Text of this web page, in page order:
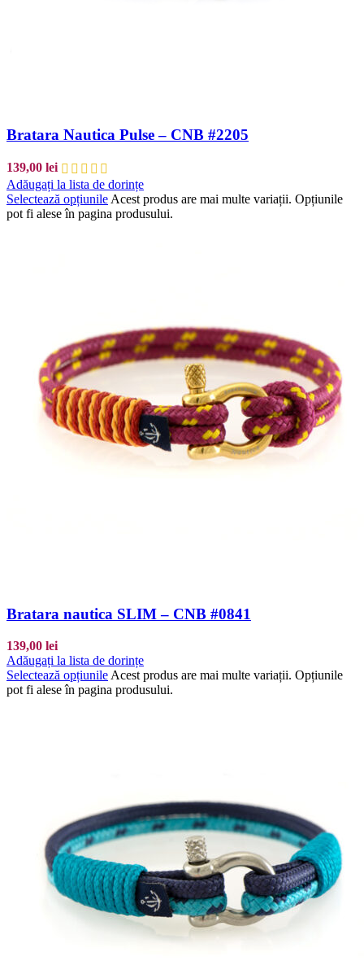
Bratara Nautica Pulse – CNB #2205
139,00 lei
Adăugați la lista de dorințe
Selectează opțiunile Acest produs are mai multe variații. Opțiunile
pot fi alese în pagina produsului.
Bratara nautica SLIM – CNB #0841
139,00 lei
Adăugați la lista de dorințe
Selectează opțiunile Acest produs are mai multe variații. Opțiunile
pot fi alese în pagina produsului.